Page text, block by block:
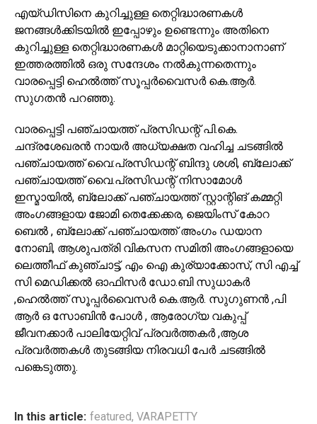
എയ്ഡിസിനെ കുറിച്ചുള്ള തെറ്റിദ്ധാരണകൾ
ജനങ്ങൾക്കിടയിൽ ഇപ്പോഴും ഉണ്ടെന്നും അതിനെ
കുറിച്ചുള്ള തെറ്റിദ്ധാരണകൾ മാറ്റിയെടുക്കാനാനാണ്
ഇത്തരത്തിൽ ഒരു സന്ദേശം നൽകുന്നതെന്നും
വാരപ്പെട്ടി ഹെൽത്ത് സൂപ്പർവൈസർ കെ.ആർ.
സുഗതൻ പറഞ്ഞു.
വാരപ്പെട്ടി പഞ്ചായത്ത് പ്രസിഡന്റ് പി.കെ.
ചന്ദ്രശേഖരൻ നായർ അധ്യക്ഷത വഹിച്ച ചടങ്ങിൽ
പഞ്ചായത്ത് വൈ:പ്രസിഡന്റ് ബിന്ദു ശശി, ബ്ലോക്ക്
പഞ്ചായത്ത് വൈ.പ്രസിഡന്റ് നിസാമോൾ
ഇസ്മായിൽ, ബ്ലോക്ക് പഞ്ചായത്ത് സ്റ്റാന്റിങ് കമ്മറ്റി
അംഗങ്ങളായ ജോമി തെക്കേക്കര, ജെയിംസ് കോറ
ബെൽ , ബ്ലോക്ക് പഞ്ചായത്ത് അംഗം ഡയാന
നോബി, ആശുപത്രി വികസന സമിതി അംഗങ്ങളായെ
ലെത്തീഫ് കുഞ്ചാട്ട്, എം ഐ കുര്യാക്കോസ്, സി എച്ച്
സി മെഡിക്കൽ ഓഫിസർ ഡോ.ബി സുധാകർ
,ഹെൽത്ത് സൂപ്പർവൈസർ കെ.ആർ. സുഗുണൻ ,പി
ആർ ഒ സോബിൻ പോൾ , ആരോഗ്യ വകുപ്പ്
ജീവനക്കാർ പാലിയേറ്റിവ് പ്രവർത്തകർ ,ആശ
പ്രവർത്തകൾ തുടങ്ങിയ നിരവധി പേർ ചടങ്ങിൽ
പങ്കെടുത്തു.
In this article: featured, VARAPETTY